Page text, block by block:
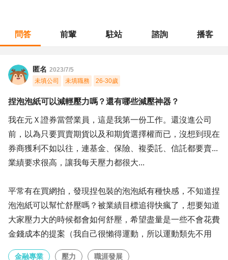
問答 前輩 駐站 諮詢 播客
匿名 2023/7/5
未填公司
未填職務 26-30歲
捏泡泡紙可以減輕壓力嗎？還有哪些減壓神器？
我在元Ｘ證券當營業員，這是我第一份工作。還沒進公司
前，以為只要買賣期貨以及和期貨選擇權而已，沒想到現在
券商獲利不如以往，連基金、保險、複委託、信託都要賣...
業績要求很高，讓我每天壓力都很大...
平常有在買網拍，發現捏包裝的泡泡紙有種快感，不知道捏
泡泡紙可以幫忙舒壓嗎？被業績目標追得快瘋了，想要知道
大家壓力大的時候都會如何舒壓，希望盡量是一些不會花費
金錢成本的提案（我自己很懶得運動，所以運動類先不用
金融專業 壓力 職涯發展